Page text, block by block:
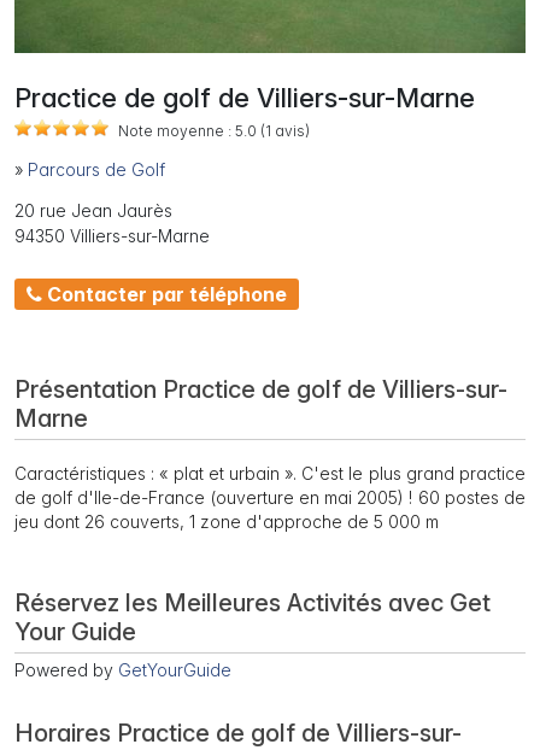
Practice de golf de Villiers-sur-Marne
Note moyenne : 5.0 (1 avis)
» Parcours de Golf
20 rue Jean Jaurès
94350 Villiers-sur-Marne
Contacter par téléphone
Présentation Practice de golf de Villiers-sur-
Marne
Caractéristiques : « plat et urbain ». C'est le plus grand practice
de golf d'Ile-de-France (ouverture en mai 2005) ! 60 postes de
jeu dont 26 couverts, 1 zone d'approche de 5 000 m
Réservez les Meilleures Activités avec Get
Your Guide
Powered by GetYourGuide
Horaires Practice de golf de Villiers-sur-